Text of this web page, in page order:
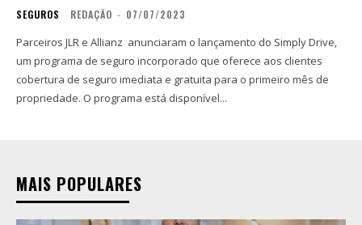
SEGUROS REDAÇÃO - 07/07/2023
Parceiros JLR e Allianz anunciaram o lançamento do Simply Drive,
um programa de seguro incorporado que oferece aos clientes
cobertura de seguro imediata e gratuita para o primeiro mês de
propriedade. O programa está disponível...
MAIS POPULARES